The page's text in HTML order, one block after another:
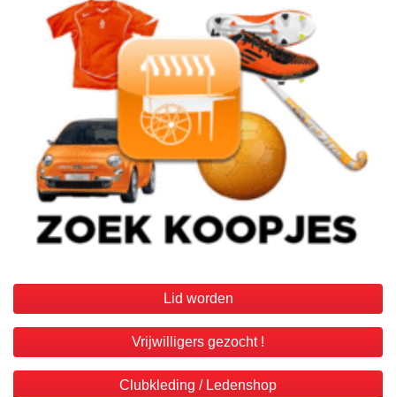
Lid worden
Vrijwilligers gezocht !
Clubkleding / Ledenshop